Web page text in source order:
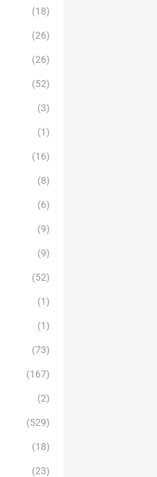
(18)
(26)
(26)
(52)
(3)
(1)
(16)
(8)
(6)
(9)
(9)
(52)
(1)
(1)
(73)
(167)
(2)
(529)
(18)
(23)